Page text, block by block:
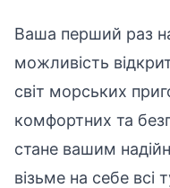
Ваша перший раз
можливість
світ морських
комфортних та
стане вашим
візьме на себе всі